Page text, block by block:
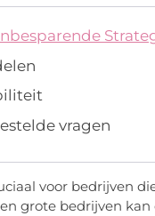
vragen
voor bedrijven
grote bedrijven